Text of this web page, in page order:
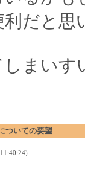
だと思
まいす
ついての要望